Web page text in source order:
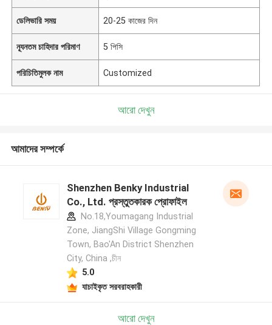
ডেলিভারি সময় 20-25 কাজের দিন
ন্যূনতম চাহিদার পরিমাণ 5 পিসি
পরিচিতিমুলক নাম Customized
আরো দেখুন
আমাদের সম্পর্কে
Shenzhen Benky Industrial
Co., Ltd. প্রস্তুতকারক প্রোফাইল
No.18,Youmagang Industrial
Zone, JiangShi Village Gongming
Town, Bao'An District Shenzhen
City, China ,চীন
5.0
যাচাইকৃত সরবরাহকারী
আরো দেখুন